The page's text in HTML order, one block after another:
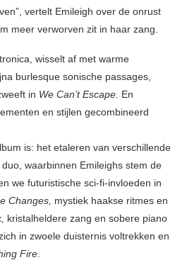
vertelt Emileigh over de onrust
meer verworven zit in haar zang.
wisselt af met warme
burlesque sonische passages,
in We Can’t Escape. En
en stijlen gecombineerd
is: het etaleren van verschillende
waarbinnen Emileighs stem de
we futuristische sci-fi-invloeden in
Changes, mystiek haakse ritmes en
kristalheldere zang en sobere piano
in zwoele duisternis voltrekken en
Fire.